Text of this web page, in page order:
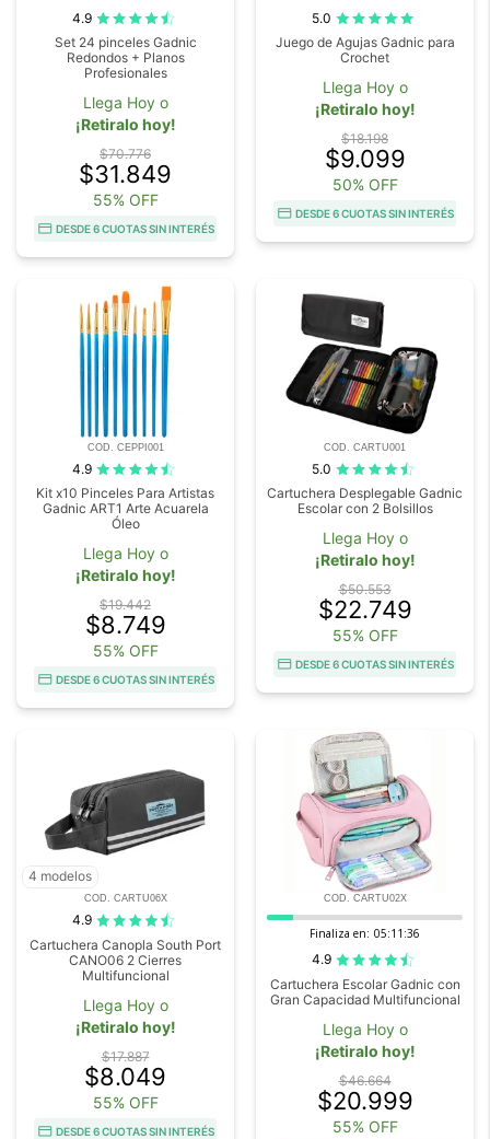
4.9
Set 24 pinceles Gadnic
Redondos + Planos
Profesionales
Llega Hoy o
¡Retiralo hoy!
$70.776
$31.849
55% OFF
DESDE 6 CUOTAS SIN INTERÉS
5.0
Juego de Agujas Gadnic para
Crochet
Llega Hoy o
¡Retiralo hoy!
$18.198
$9.099
50% OFF
DESDE 6 CUOTAS SIN INTERÉS
COD. CEPPI001
4.9
Kit x10 Pinceles Para Artistas
Gadnic ART1 Arte Acuarela
Óleo
Llega Hoy o
¡Retiralo hoy!
$19.442
$8.749
55% OFF
DESDE 6 CUOTAS SIN INTERÉS
COD. CARTU001
5.0
Cartuchera Desplegable Gadnic
Escolar con 2 Bolsillos
Llega Hoy o
¡Retiralo hoy!
$50.553
$22.749
55% OFF
DESDE 6 CUOTAS SIN INTERÉS
4 modelos
COD. CARTU06X
4.9
Cartuchera Canopla South Port
CANO06 2 Cierres
Multifuncional
Llega Hoy o
¡Retiralo hoy!
$17.887
$8.049
55% OFF
DESDE 6 CUOTAS SIN INTERÉS
COD. CARTU02X
Finaliza en: 05:11:36
4.9
Cartuchera Escolar Gadnic con
Gran Capacidad Multifuncional
Llega Hoy o
¡Retiralo hoy!
$46.664
$20.999
55% OFF